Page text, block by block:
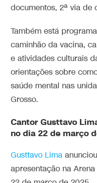
documentos, 2ª via de
Também está
caminhão da vacina,
e atividades culturais
orientações sobre
saúde mental nas
Grosso.
Cantor Gusttavo
no dia 22 de março
Gusttavo Lima
apresentação na